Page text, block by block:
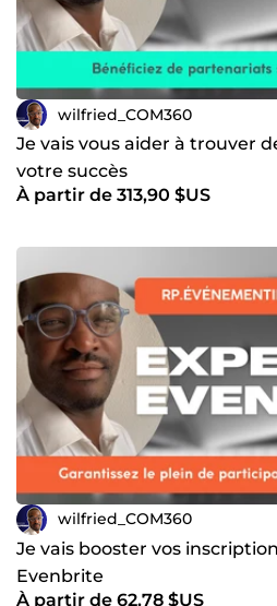
wilfried_COM360
Je vais vous aider à trouver
votre succès
À partir de 313,90 $US
wilfried_COM360
Je vais booster vos
Evenbrite
À partir de 62,78 $US